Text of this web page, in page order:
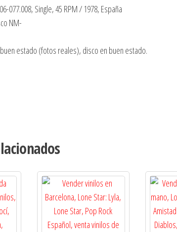
077.008, Single, 45 RPM / 1978, España
NM-
estado (fotos reales), disco en buen estado.